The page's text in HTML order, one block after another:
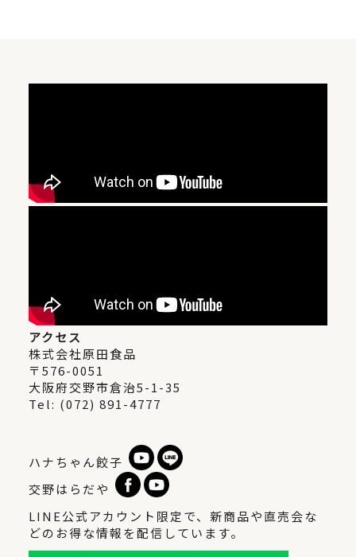
アクセス
株式会社原田食品
〒576-0051
大阪府交野市倉治5-1-35
Tel: (072) 891-4777
ハナちゃん餃子
交野はらだや
LINE公式アカウント限定で、新商品や直売会な
どのお得な情報を配信しています。